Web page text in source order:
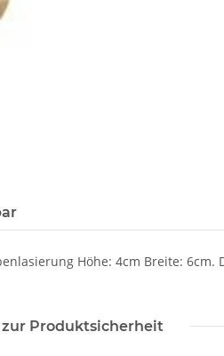
Höhe: 4cm Breite: 6cm.
Produktsicherheit